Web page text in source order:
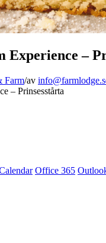
Experience –
Farm/av
Office 365